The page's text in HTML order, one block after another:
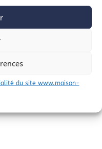
du site www.maison-